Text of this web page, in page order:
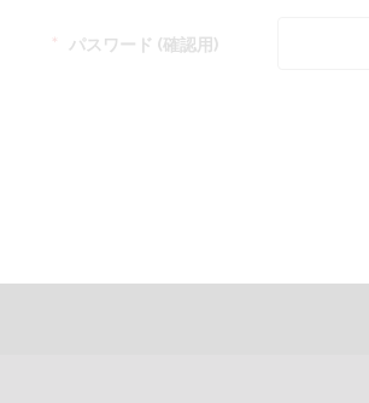
＊ パスワード (確認用)